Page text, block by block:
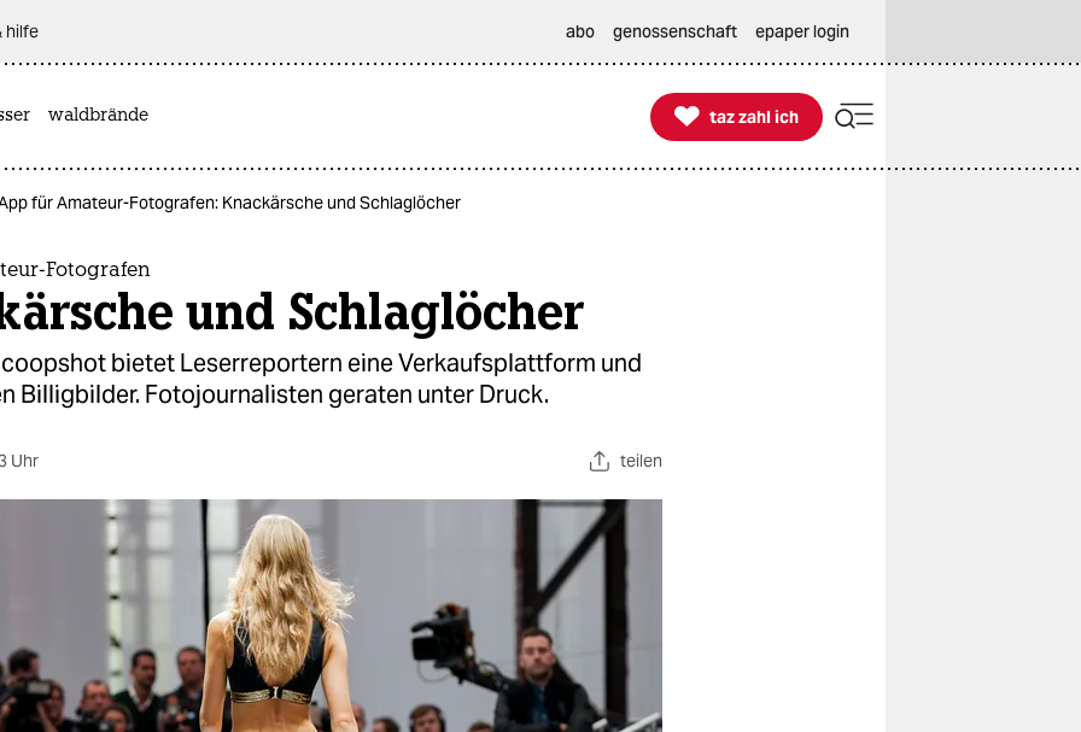
hilfe abo genossenschaft epaper login
waldbrände 
taz zahl ich
taz zahl ich
für Amateur-Fotografen: Knackärsche und Schlaglöcher
Fotografen
und Schlaglöcher
bietet Leserreportern eine Verkaufsplattform und
Billigbilder. Fotojournalisten geraten unter Druck.
Uhr teilen